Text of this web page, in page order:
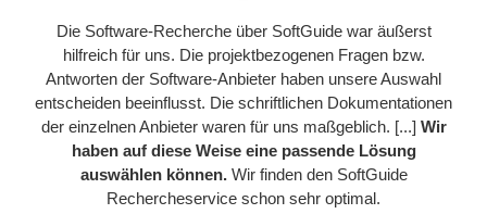
Die Software-Recherche über SoftGuide war äußerst
hilfreich für uns. Die projektbezogenen Fragen bzw.
Antworten der Software-Anbieter haben unsere Auswahl
entscheiden beeinflusst. Die schriftlichen Dokumentationen
der einzelnen Anbieter waren für uns maßgeblich. [...] Wir
haben auf diese Weise eine passende Lösung
auswählen können. Wir finden den SoftGuide
Rechercheservice schon sehr optimal.